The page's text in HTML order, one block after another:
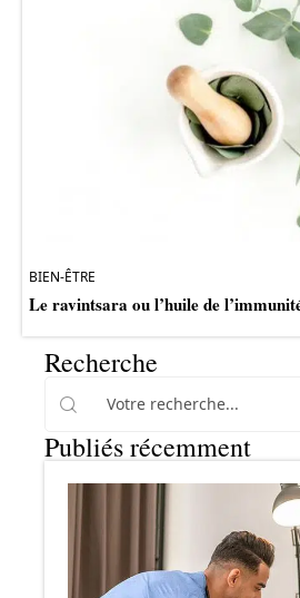
BIEN-ÊTRE
Le ravintsara ou l’huile de
Recherche
Publiés récemment